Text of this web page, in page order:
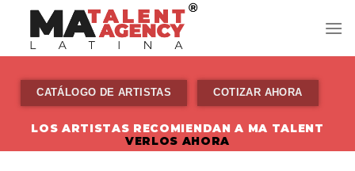
content
CATÁLOGO DE ARTISTAS COTIZAR AHORA
LOS ARTISTAS RECOMIENDAN A MA TALENT
VERLOS AHORA